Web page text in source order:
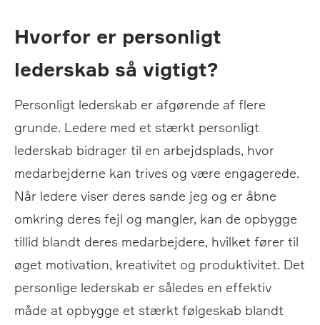
Hvorfor er personligt
lederskab så vigtigt?
Personligt lederskab er afgørende af flere
grunde. Ledere med et stærkt personligt
lederskab bidrager til en arbejdsplads, hvor
medarbejderne kan trives og være engagerede.
Når ledere viser deres sande jeg og er åbne
omkring deres fejl og mangler, kan de opbygge
tillid blandt deres medarbejdere, hvilket fører til
øget motivation, kreativitet og produktivitet. Det
personlige lederskab er således en effektiv
måde at opbygge et stærkt følgeskab blandt